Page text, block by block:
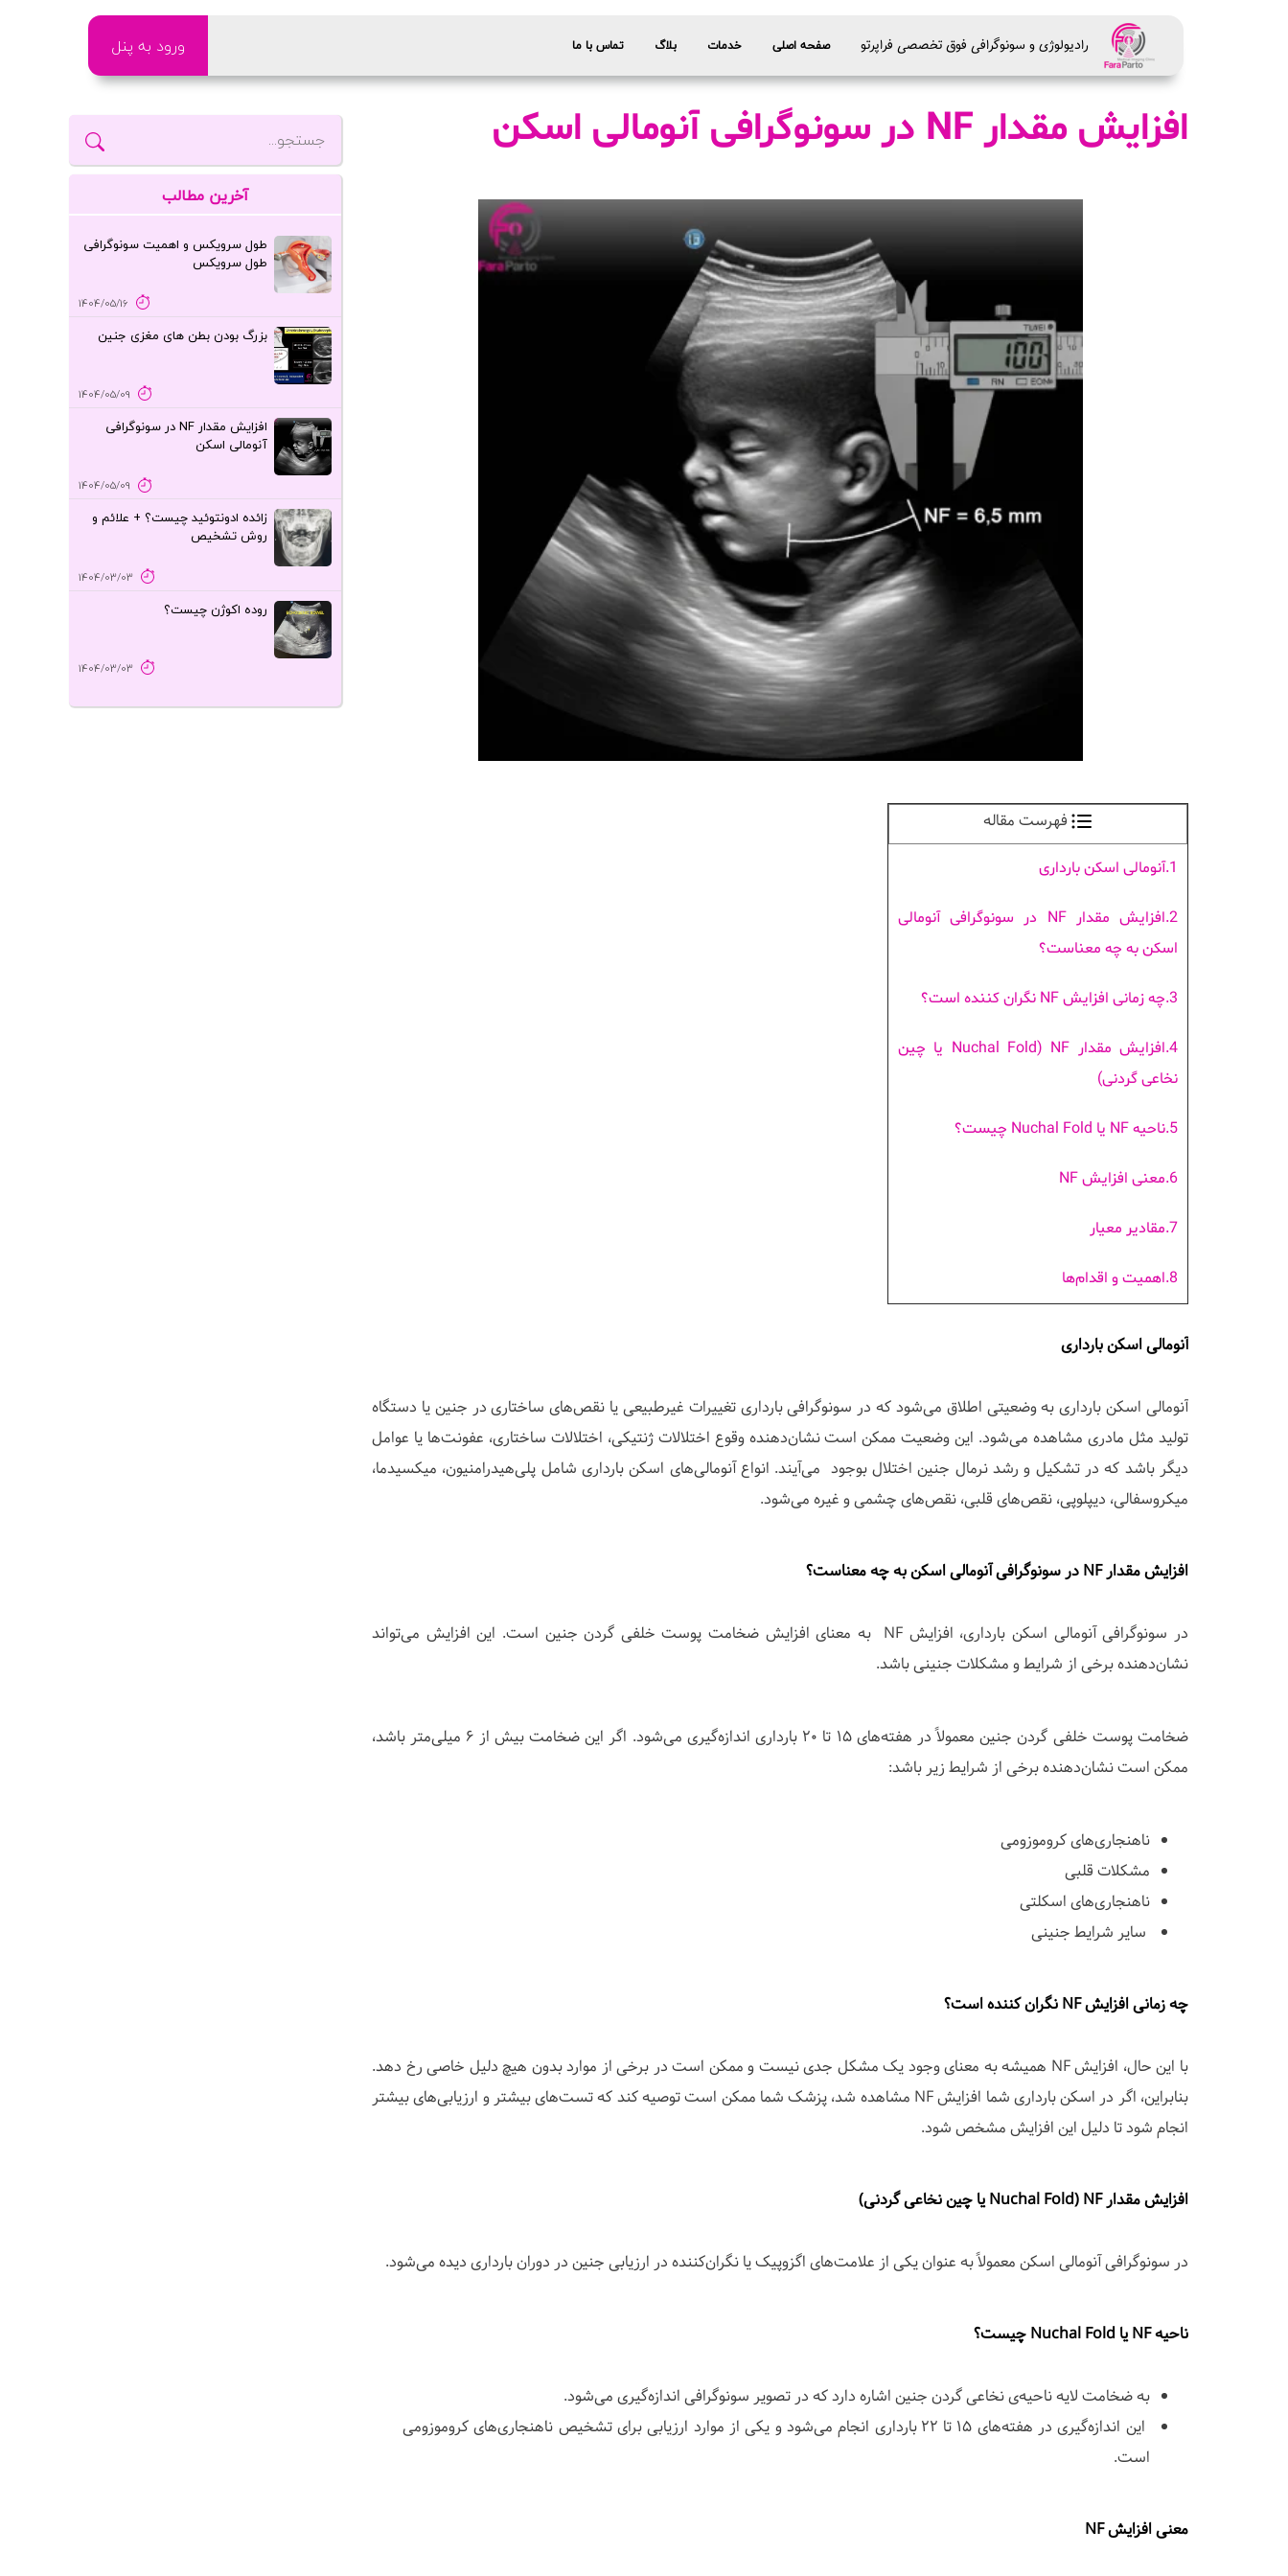
ورود به پنل صفحه اصلی خدمات بلاگ تماس با ما راديولوژی و سونوگرافی فوق تخصصی فراپرتو
افزایش مقدار NF در سونوگرافی آنومالی اسکن
فهرست مقاله
1.آنومالی اسکن بارداری
2.افزایش مقدار NF در سونوگرافی آنومالی
اسکن به چه معناست؟
3.چه زمانی افزایش NF نگران کننده است؟
4.افزایش مقدار NF (Nuchal Fold یا چین
نخاعی گردنی)
5.ناحیه NF یا Nuchal Fold چیست؟
6.معنی افزایش NF
7.مقادیر معیار
8.اهمیت و اقدام‌ها
آنومالی اسکن بارداری
آنومالی اسکن بارداری به وضعیتی اطلاق می‌شود که در سونوگرافی بارداری تغییرات غیرطبیعی یا نقص‌های ساختاری در جنین یا دستگاه
تولید مثل مادری مشاهده می‌شود. این وضعیت ممکن است نشان‌دهنده وقوع اختلالات ژنتیکی، اختلالات ساختاری، عفونت‌ها یا عوامل
دیگر باشد که در تشکیل و رشد نرمال جنین اختلال بوجود می‌آیند. انواع آنومالی‌های اسکن بارداری شامل پلی‌هیدرامنیون، میکسیدما،
میکروسفالی، دیپلوپی، نقص‌های قلبی، نقص‌های چشمی و غیره می‌شود.
افزایش مقدار NF در سونوگرافی آنومالی اسکن به چه معناست؟
در سونوگرافی آنومالی اسکن بارداری، افزایش NF به معنای افزایش ضخامت پوست خلفی گردن جنین است. این افزایش می‌تواند
نشان‌دهنده برخی از شرایط و مشکلات جنینی باشد.
ضخامت پوست خلفی گردن جنین معمولاً در هفته‌های ۱۵ تا ۲۰ بارداری اندازه‌گیری می‌شود. اگر این ضخامت بیش از ۶ میلی‌متر باشد،
ممکن است نشان‌دهنده برخی از شرایط زیر باشد:
ناهنجاری‌های کروموزومی
مشکلات قلبی
ناهنجاری‌های اسکلتی
سایر شرایط جنینی
چه زمانی افزایش NF نگران کننده است؟
با این حال، افزایش NF همیشه به معنای وجود یک مشکل جدی نیست و ممکن است در برخی از موارد بدون هیچ دلیل خاصی رخ دهد.
بنابراین، اگر در اسکن بارداری شما افزایش NF مشاهده شد، پزشک شما ممکن است توصیه کند که تست‌های بیشتر و ارزیابی‌های بیشتر
انجام شود تا دلیل این افزایش مشخص شود.
افزایش مقدار NF (Nuchal Fold یا چین نخاعی گردنی)
در سونوگرافی آنومالی اسکن معمولاً به عنوان یکی از علامت‌های اگزوپیک یا نگران‌کننده در ارزیابی جنین در دوران بارداری دیده می‌شود.
ناحیه NF یا Nuchal Fold چیست؟
به ضخامت لایه ناحیه‌ی نخاعی گردن جنین اشاره دارد که در تصویر سونوگرافی اندازه‌گیری می‌شود.
این اندازه‌گیری در هفته‌های ۱۵ تا ۲۲ بارداری انجام می‌شود و یکی از موارد ارزیابی برای تشخیص ناهنجاری‌های کروموزومی
است.
معنی افزایش NF
آخرین مطالب
طول سرویکس و اهمیت سونوگرافی
طول سرویکس
1404/05/16
بزرگ بودن بطن های مغزی جنین
1404/05/09
افزایش مقدار NF در سونوگرافی
آنومالی اسکن
1404/05/09
زائده ادونتوئید چیست؟ + علائم و
روش تشخیص
1404/03/03
روده اکوژن چیست؟
1404/03/03